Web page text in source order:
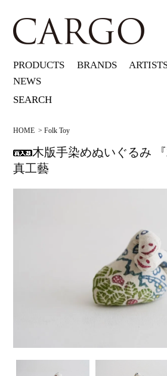
PRODUCTS BRANDS
NEWS
HOME >Folk Toy
木版手染めぬいぐるみ
真工藝